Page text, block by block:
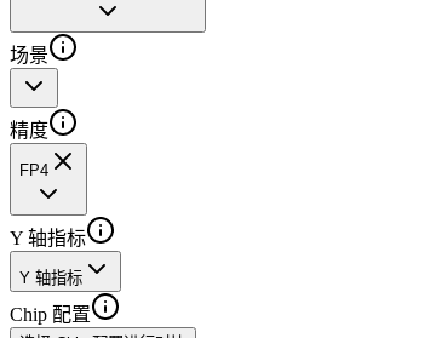
场景
精度
FP4
Y 轴指标
Y 轴指标
Chip 配置